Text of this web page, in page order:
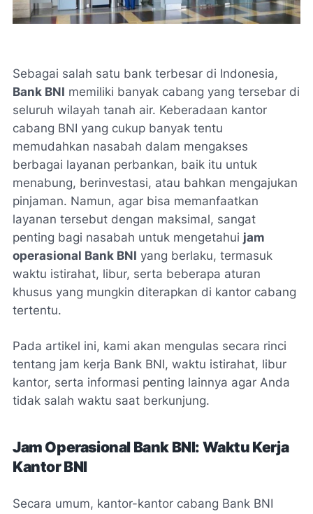
Sebagai salah satu bank terbesar di Indonesia,
Bank BNI memiliki banyak cabang yang tersebar di
seluruh wilayah tanah air. Keberadaan kantor
cabang BNI yang cukup banyak tentu
memudahkan nasabah dalam mengakses
berbagai layanan perbankan, baik itu untuk
menabung, berinvestasi, atau bahkan mengajukan
pinjaman. Namun, agar bisa memanfaatkan
layanan tersebut dengan maksimal, sangat
penting bagi nasabah untuk mengetahui jam
operasional Bank BNI yang berlaku, termasuk
waktu istirahat, libur, serta beberapa aturan
khusus yang mungkin diterapkan di kantor cabang
tertentu.
Pada artikel ini, kami akan mengulas secara rinci
tentang jam kerja Bank BNI, waktu istirahat, libur
kantor, serta informasi penting lainnya agar Anda
tidak salah waktu saat berkunjung.
Jam Operasional Bank BNI: Waktu Kerja
Kantor BNI
Secara umum, kantor-kantor cabang Bank BNI